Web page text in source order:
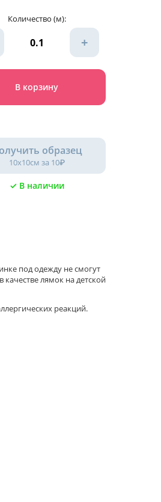
Количество (м):
+
В корзину
образец
10х10см за 10₽
✓ В наличии
под одежду не смогут
лямок на детской
реакций.